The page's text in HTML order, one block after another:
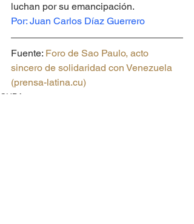
luchan por su emancipación.
Por: Juan Carlos Díaz Guerrero
Fuente: Foro de Sao Paulo, acto
sincero de solidaridad con Venezuela
(prensa-latina.cu)
CUBA